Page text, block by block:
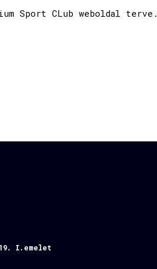
Sport CLub weboldal terve.
19. I.emelet